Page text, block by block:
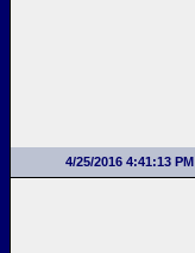
4/25/2016 4:41:13 PM